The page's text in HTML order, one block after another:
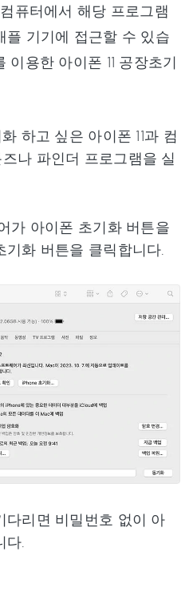
퓨터에서 해당 프로그램
플 기기에 접근할 수 있습
이용한 아이폰 11 공장초기
하고 싶은 아이폰 11과 컴
나 파인더 프로그램을 실
가 아이폰 초기화 버튼을
화 버튼을 클릭합니다.
다리면 비밀번호 없이 아
다.